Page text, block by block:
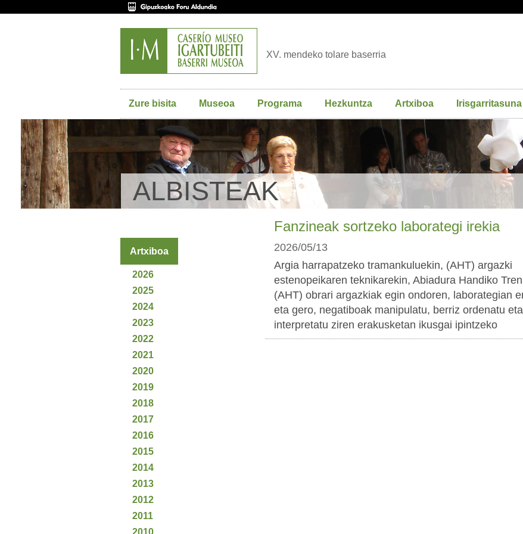
XV. mendeko tolare baserria
Zure bisita Museoa Programa Hezkuntza Artxiboa Irisgarritasuna
ALBISTEAK
Fanzineak sortzeko laborategi irekia
2026/05/13
Argia harrapatzeko tramankuluekin, (AHT) argazki
estenopeikaren teknikarekin, Abiadura Handiko
(AHT) obrari argazkiak egin ondoren, laborategian
eta gero, negatiboak manipulatu, berriz ordenatu eta
interpretatu ziren erakusketan ikusgai ipintzeko
Artxiboa
2026
2025
2024
2023
2022
2021
2020
2019
2018
2017
2016
2015
2014
2013
2012
2011
2010